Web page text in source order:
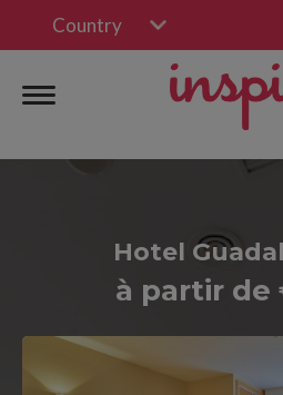
Country
Hotel
à partir de